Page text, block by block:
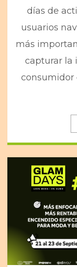
días de
usuarios
más
capturar la
consumidor